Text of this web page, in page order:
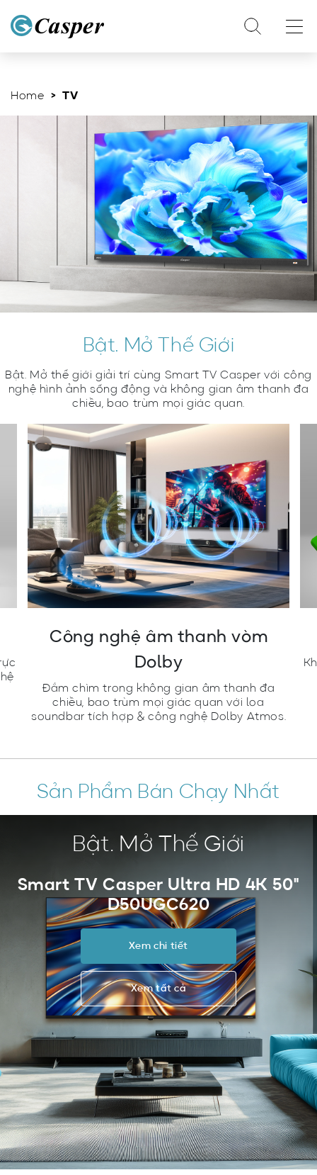
Home > TV
Bật. Mở Thế Giới
Bật. Mở thế giới giải trí cùng Smart TV Casper với công
nghệ hình ảnh sống động và không gian âm thanh đa
chiều, bao trùm mọi giác quan.
Công nghệ âm thanh vòm
Dolby
Đắm chìm trong không gian âm thanh đa
chiều, bao trùm mọi giác quan với loa
soundbar tích hợp & công nghệ Dolby Atmos.
Sản Phẩm Bán Chạy Nhất
Bật. Mở Thế Giới
Smart TV Casper Ultra HD 4K 50"
D50UGC620
Xem chi tiết
Xem tất cả